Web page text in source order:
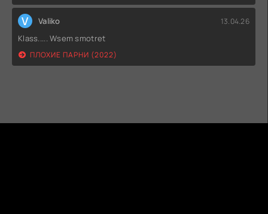
V Valiko 13.04.26
Klass..... Wsem smotret
ПЛОХИЕ ПАРНИ (2022)